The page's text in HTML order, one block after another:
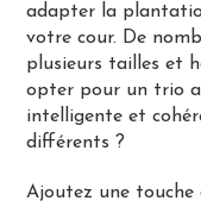
adapter la
votre cour. De
plusieurs tailles et
opter pour un trio
intelligente et
différents ?
Ajoutez une touche